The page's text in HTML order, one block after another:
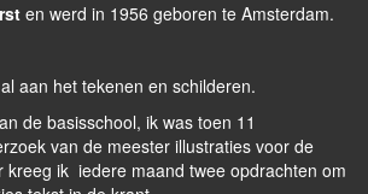
en werd in 1956 geboren te Amsterdam.
aan het tekenen en schilderen.
de basisschool, ik was toen 11
van de meester illustraties voor de
kreeg ik iedere maand twee opdrachten om